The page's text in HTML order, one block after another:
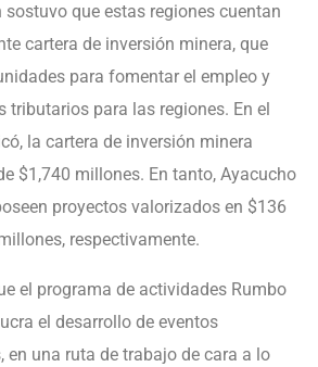
sostuvo que estas regiones cuentan
cartera de inversión minera, que
para fomentar el empleo y
tributarios para las regiones. En el
la cartera de inversión minera
$1,740 millones. En tanto, Ayacucho
proyectos valorizados en $136
respectivamente.
el programa de actividades Rumbo
el desarrollo de eventos
en una ruta de trabajo de cara a lo